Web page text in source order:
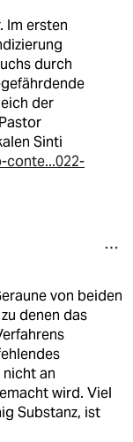
Im ersten
durch
der
Sinti
conte...022-
von beiden
denen das
an
wird. Viel
Substanz, ist